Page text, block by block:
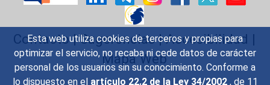
Esta web utiliza cookies de terceros y propias para
optimizar el servicio, no recaba ni cede datos de carácter
personal de los usuarios sin su conocimiento. Conforme a
lo dispuesto en el artículo 22.2 de la Ley 34/2002 , de 11
Contacto|Sugerencias|Accesibilidad |
Mapa Web